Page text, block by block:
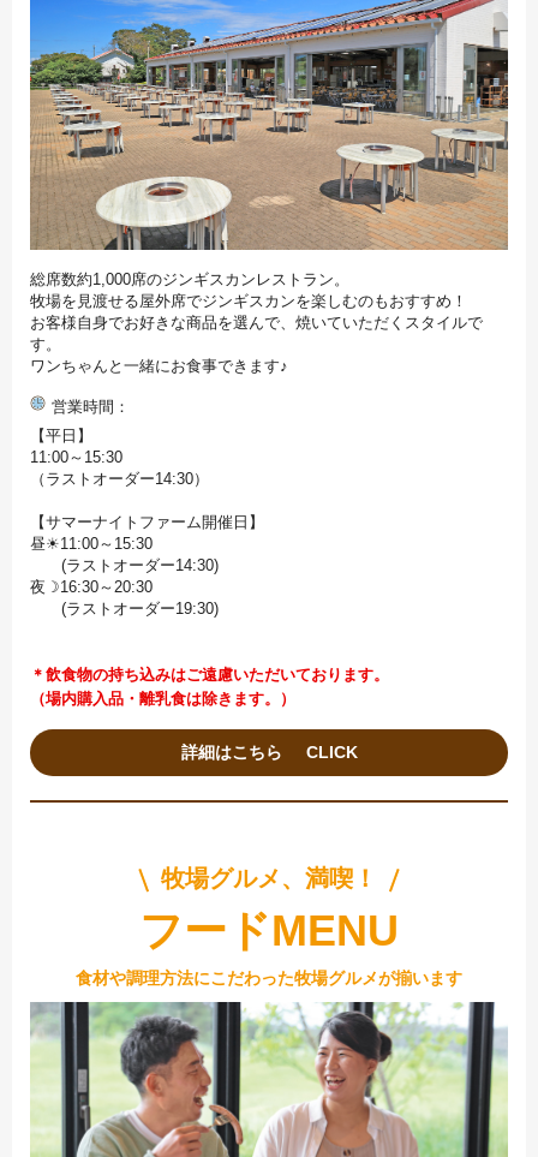
総席数約1,000席のジンギスカンレストラン。
牧場を見渡せる屋外席でジンギスカンを楽しむのもおすすめ！
お客様自身でお好きな商品を選んで、焼いていただくスタイルで
す。
ワンちゃんと一緒にお食事できます♪
営業時間
【平日】
11:00～15:30
（ラストオーダー14:30）
【サマーナイトファーム開催日】
昼☀11:00～15:30
(ラストオーダー14:30)
夜☽16:30～20:30
(ラストオーダー19:30)
＊飲食物の持ち込みはご遠慮いただいております。
（場内購入品・離乳食は除きます。）
詳細はこちら
牧場グルメ、満喫！
フードMENU
食材や調理方法にこだわった牧場グルメが揃います